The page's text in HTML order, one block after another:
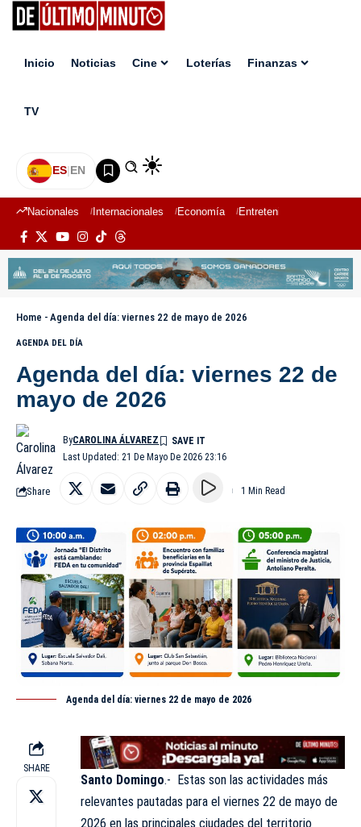
Inicio Noticias Cine Loterías Finanzas
TV
ES|EN
Nacionales Internacionales Economía Entretenimiento
Home - Agenda del día: viernes 22 de mayo de 2026
AGENDA DEL DÍA
Agenda del día: viernes 22 de
mayo de 2026
Last Updated: 21 De Mayo De 2026 23:16
ByCAROLINA ÁLVAREZ
Share 1 Min Read
Agenda del día: viernes 22 de mayo de 2026
SHARE
Santo Domingo.- Estas son las actividades más
relevantes pautadas para el viernes 22 de mayo de
2026 en las principales ciudades del territorio